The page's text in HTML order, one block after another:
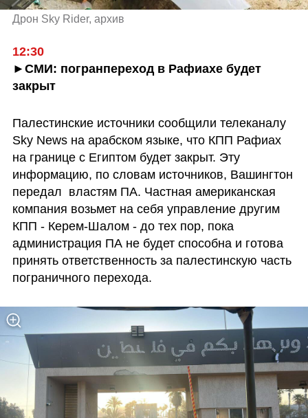
Дрон Sky Rider, архив
12:30
►СМИ: погранпереход в Рафиахе будет
закрыт
Палестинские источники сообщили телеканалу
Sky News на арабском языке, что КПП Рафиах
на границе с Египтом будет закрыт. Эту
информацию, по словам источников, Вашингтон
передал  властям ПА. Частная американская
компания возьмет на себя управление другим
КПП - Керем-Шалом - до тех пор, пока
администрация ПА не будет способна и готова
принять ответственность за палестинскую часть
пограничного перехода.